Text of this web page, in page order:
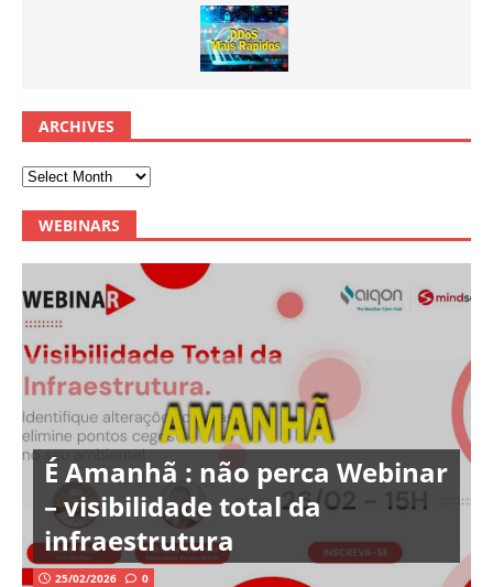
ARCHIVES
WEBINARS
É Amanhã : não perca Webinar
– visibilidade total da
infraestrutura
25/02/2026 0